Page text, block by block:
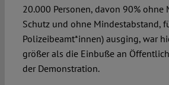
20.000 Personen, davon 90% ohne
Schutz und ohne Mindestabstand,
Polizeibeamt*innen) ausging, war
größer als die Einbuße an
der Demonstration.